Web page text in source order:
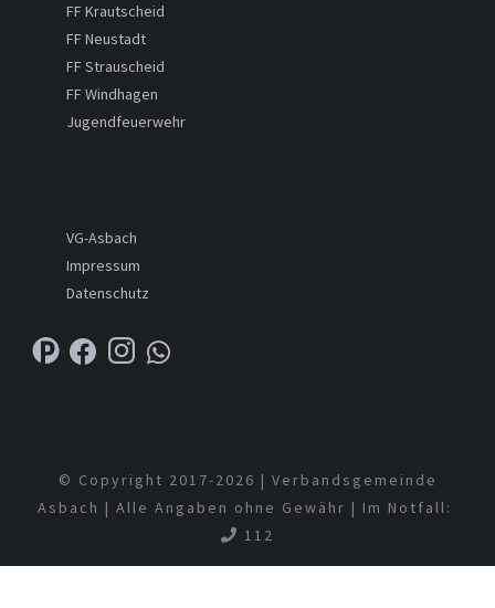
FF Krautscheid
FF Neustadt
FF Strauscheid
FF Windhagen
Jugendfeuerwehr
VG-Asbach
Impressum
Datenschutz
© Copyright 2017-2026 | Verbandsgemeinde
Asbach | Alle Angaben ohne Gewähr | Im Notfall:
112